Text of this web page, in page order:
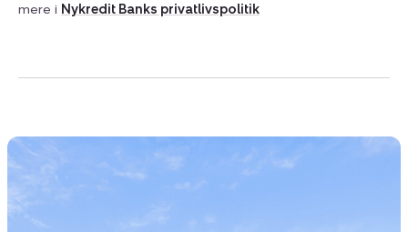
mere i Nykredit Banks privatlivspolitik